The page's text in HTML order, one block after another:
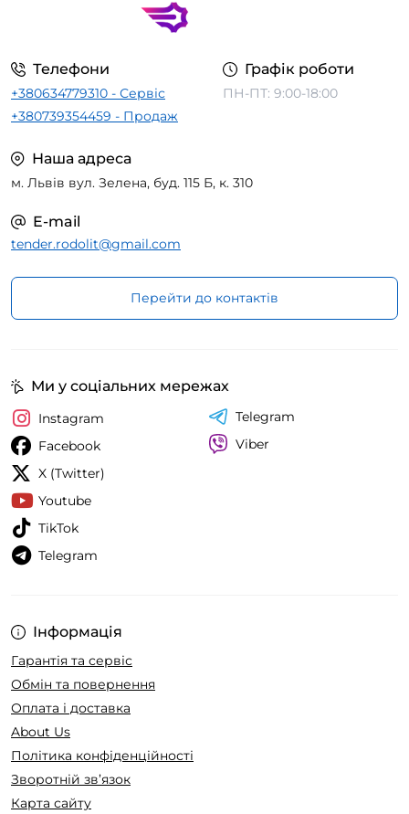
Телефони
+380634779310 - Сервіс
+380739354459 - Продаж
Графік роботи
ПН-ПТ: 9:00-18:00
Наша адреса
м. Львів вул. Зелена, буд. 115 Б, к. 310
E-mail
tender.rodolit@gmail.com
Перейти до контактів
Інформація
Гарантія та сервіс
Обмін та повернення
Оплата і доставка
About Us
Політика конфіденційності
Зворотній зв’язок
Карта сайту
Ми у соціальних мережах
Instagram
Facebook
X (Twitter)
Youtube
TikTok
Telegram
Telegram
Viber